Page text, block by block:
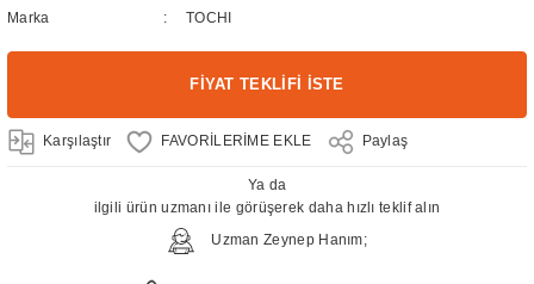
Marka
TOCHI
FİYAT TEKLİFİ İSTE
Karşılaştır Paylaş
Ya da
ilgili ürün uzmanı ile görüşerek daha hızlı teklif alın
Uzman Zeynep Hanım;